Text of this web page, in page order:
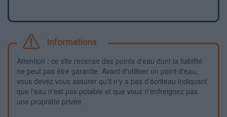
Informations
Attention : ce site recense des points d'eau dont la fiabilité
ne peut pas être garantie. Avant d'utiliser un point d'eau,
vous devez vous assurer qu'il n'y a pas d'écriteau indiquant
que l'eau n'est pas potable et que vous n'enfreignez pas
une propriété privée.